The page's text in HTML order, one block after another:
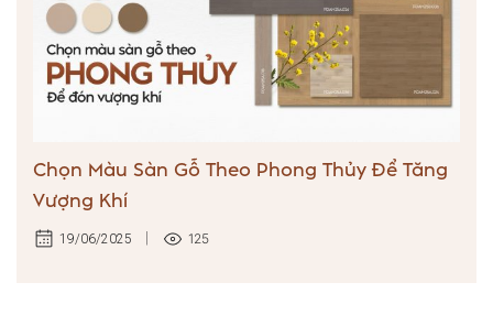
Chọn Màu Sàn Gỗ Theo Phong Thủy Để Tăng
Vượng Khí
19/06/2025 125